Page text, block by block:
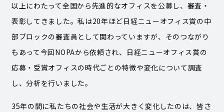
以上にわたって全国から先進的なオフィスを公募し、審査・
表彰してきました。私は20年ほど日経ニューオフィス賞の中
部ブロックの審査員として関わっていますが、そのつながり
もあって今回NOPAから依頼され、日経ニューオフィス賞の
応募・受賞オフィスの時代ごとの特徴や変化について調査
し、分析を行いました。
35年の間に私たちの社会や生活が大きく変化したのは、皆さ